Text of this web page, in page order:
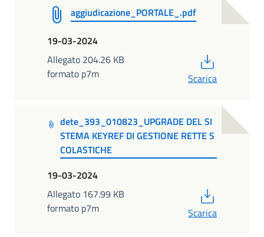
aggiudicazione_PORTALE_.pdf
19-03-2024
Allegato 204.26 KB
formato p7m
Scarica
dete_393_010823_UPGRADE DEL SI
STEMA KEYREF DI GESTIONE RETTE S
COLASTICHE
19-03-2024
Allegato 167.99 KB
formato p7m
Scarica